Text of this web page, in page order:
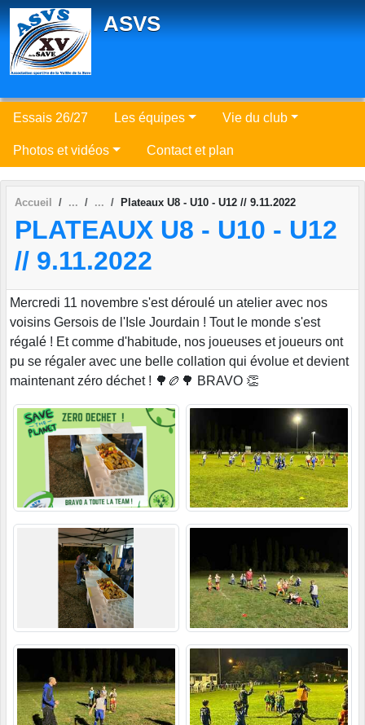
ASVS
Essais 26/27 Les équipes Vie du club
Photos et vidéos Contact et plan
Accueil Plateaux U8 - U10 - U12 // 9.11.2022
PLATEAUX U8 - U10 - U12
// 9.11.2022
Mercredi 11 novembre s'est déroulé un atelier avec nos
voisins Gersois de l'Isle Jourdain ! Tout le monde s'est
régalé ! Et comme d'habitude, nos joueuses et joueurs ont
pu se régaler avec une belle collation qui évolue et devient
maintenant zéro déchet ! 🌳🏉🌳 BRAVO 👏
Panneau de gestion des cookies